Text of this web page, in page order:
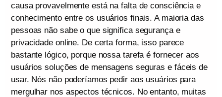
causa provavelmente está na falta de consciência e
conhecimento entre os usuários finais. A maioria das
pessoas não sabe o que significa segurança e
privacidade online. De certa forma, isso parece
bastante lógico, porque nossa tarefa é fornecer aos
usuários soluções de mensagens seguras e fáceis de
usar. Nós não poderíamos pedir aos usuários para
mergulhar nos aspectos técnicos. No entanto, muitas